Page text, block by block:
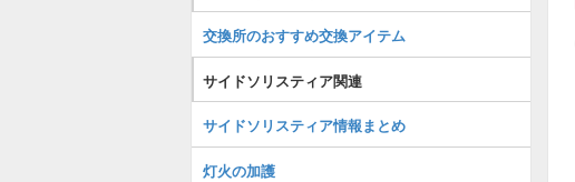
交換所のおすすめ交換アイテム
サイドソリスティア関連
サイドソリスティア情報まとめ
灯火の加護